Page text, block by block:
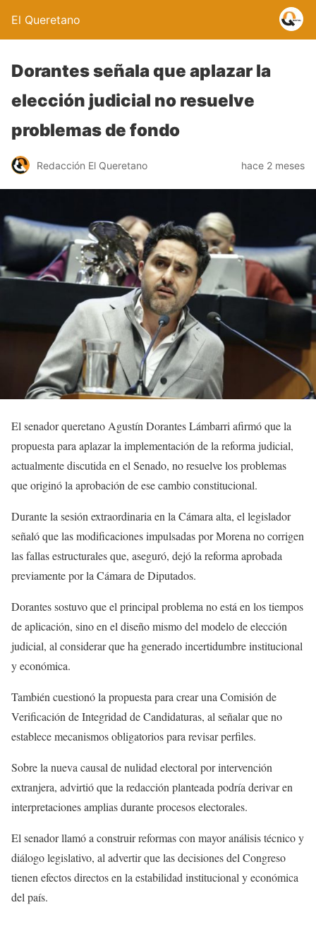
El Queretano
Dorantes señala que aplazar la
elección judicial no resuelve
problemas de fondo
Redacción El Queretano hace 2 meses
El senador queretano Agustín Dorantes Lámbarri afirmó que la
propuesta para aplazar la implementación de la reforma judicial,
actualmente discutida en el Senado, no resuelve los problemas
que originó la aprobación de ese cambio constitucional.
Durante la sesión extraordinaria en la Cámara alta, el legislador
señaló que las modificaciones impulsadas por Morena no corrigen
las fallas estructurales que, aseguró, dejó la reforma aprobada
previamente por la Cámara de Diputados.
Dorantes sostuvo que el principal problema no está en los tiempos
de aplicación, sino en el diseño mismo del modelo de elección
judicial, al considerar que ha generado incertidumbre institucional
y económica.
También cuestionó la propuesta para crear una Comisión de
Verificación de Integridad de Candidaturas, al señalar que no
establece mecanismos obligatorios para revisar perfiles.
Sobre la nueva causal de nulidad electoral por intervención
extranjera, advirtió que la redacción planteada podría derivar en
interpretaciones amplias durante procesos electorales.
El senador llamó a construir reformas con mayor análisis técnico y
diálogo legislativo, al advertir que las decisiones del Congreso
tienen efectos directos en la estabilidad institucional y económica
del país.